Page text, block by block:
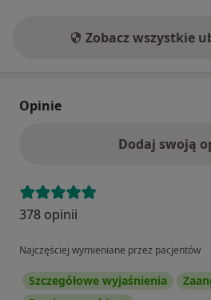
Zobacz wszystkie
Opinie
Dodaj swoją
378 opinii
Najczęściej wymieniane przez pacjentów
Szczegółowe wyjaśnienia